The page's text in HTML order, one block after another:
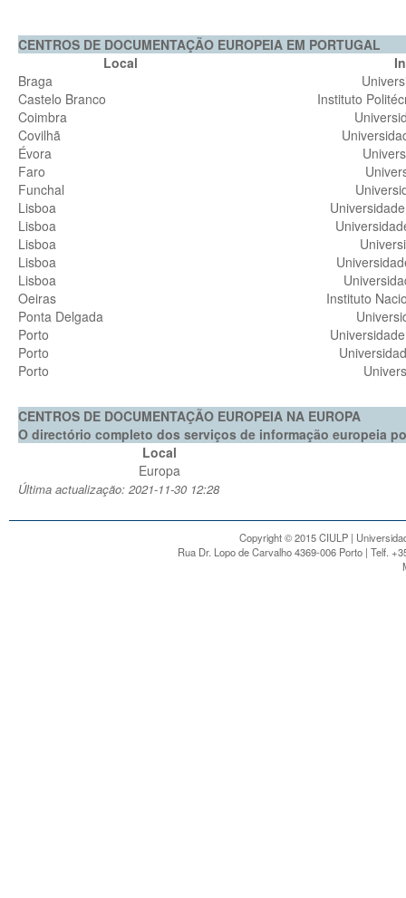
CENTROS DE DOCUMENTAÇÃO EUROPEIA EM PORTUGAL
Local
Braga
Castelo Branco
Instituto
Coimbra
Covilhã
Évora
Faro
Funchal
Lisboa
Lisboa
Lisboa
Lisboa
Lisboa
Oeiras
Instituto
Ponta Delgada
Porto
Porto
Porto
CENTROS DE DOCUMENTAÇÃO EUROPEIA NA EUROPA
O directório completo dos serviços de informação europeia
Local
Europa
Última actualização: 2021-11-30 12:28
Copyright © 2015 CIULP |
Rua Dr. Lopo de Carvalho 4369-006 Porto | Telf.